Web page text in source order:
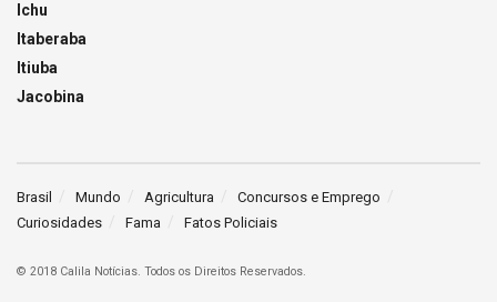
Ichu
Itaberaba
Itiuba
Jacobina
Brasil Mundo Agricultura
Concursos e Emprego
Curiosidades
Fama Fatos Policiais
© 2018 Calila Notícias. Todos os Direitos Reservados.